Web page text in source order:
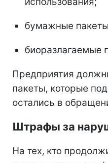
бумажные
биоразлагаемые
Предприятия
пакеты, которые
остались в
Штрафы за
На тех, кто